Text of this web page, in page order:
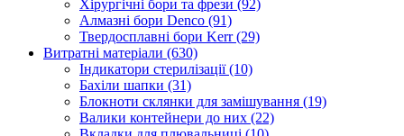
Хірургічні бори та фрези (92)
Алмазні бори Denco (91)
Твердосплавні бори Kerr (29)
Витратні матеріали (630)
Індикатори стерилізації (10)
Бахіли шапки (31)
Блокноти склянки для замішування (19)
Валики контейнери до них (22)